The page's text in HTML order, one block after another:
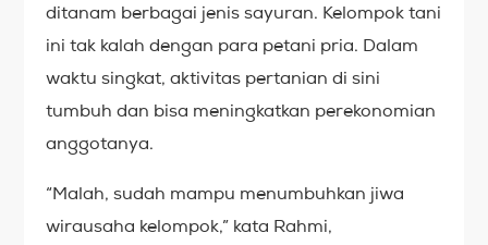
ditanam berbagai jenis sayuran. Kelompok tani
ini tak kalah dengan para petani pria. Dalam
waktu singkat, aktivitas pertanian di sini
tumbuh dan bisa meningkatkan perekonomian
anggotanya.
“Malah, sudah mampu menumbuhkan jiwa
wirausaha kelompok,” kata Rahmi,